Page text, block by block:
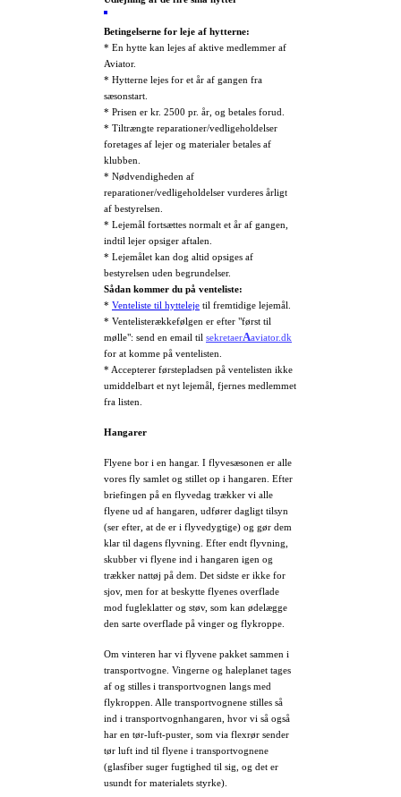
Betingelserne for leje af hytterne:
* En hytte kan lejes af aktive medlemmer af
Aviator.
* Hytterne lejes for et år af gangen fra
sæsonstart.
* Prisen er kr. 2500 pr. år, og betales forud.
* Tiltrængte reparationer/vedligeholdelser
foretages af lejer og materialer betales af
klubben.
* Nødvendigheden af
reparationer/vedligeholdelser vurderes årligt
af bestyrelsen.
* Lejemål fortsættes normalt et år af gangen,
indtil lejer opsiger aftalen.
* Lejemålet kan dog altid opsiges af
bestyrelsen uden begrundelser.
Sådan kommer du på venteliste:
* Venteliste til hytteleje til fremtidige lejemål.
* Ventelisterækkefølgen er efter "først til
mølle": send en email til sekretaerAaviator.dk
for at komme på ventelisten.
* Accepterer førstepladsen på ventelisten ikke
umiddelbart et nyt lejemål, fjernes medlemmet
fra listen.
Hangarer
Flyene bor i en hangar. I flyvesæsonen er alle
vores fly samlet og stillet op i hangaren. Efter
briefingen på en flyvedag trækker vi alle
flyene ud af hangaren, udfører dagligt tilsyn
(ser efter, at de er i flyvedygtige) og gør dem
klar til dagens flyvning. Efter endt flyvning,
skubber vi flyene ind i hangaren igen og
trækker nattøj på dem. Det sidste er ikke for
sjov, men for at beskytte flyenes overflade
mod fugleklatter og støv, som kan ødelægge
den sarte overflade på vinger og flykroppe.
Om vinteren har vi flyvene pakket sammen i
transportvogne. Vingerne og haleplanet tages
af og stilles i transportvognen langs med
flykroppen. Alle transportvognene stilles så
ind i transportvognhangaren, hvor vi så også
har en tør-luft-puster, som via flexrør sender
tør luft ind til flyene i transportvognene
(glasfiber suger fugtighed til sig, og det er
usundt for materialets styrke).